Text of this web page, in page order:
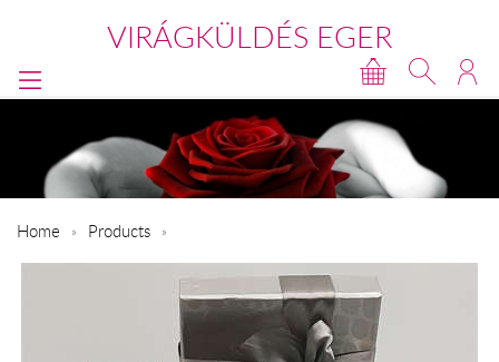
VIRÁGKÜLDÉS EGER
Home Products